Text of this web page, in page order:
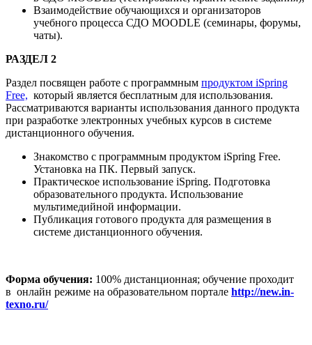
Взаимодействие обучающихся и организаторов
учебного процесса СДО MOODLE (семинары, форумы,
чаты).
РАЗДЕЛ 2
Раздел посвящен работе с программным продуктом iSpring
Free, который является бесплатным для использования.
Рассматриваются варианты использования данного продукта
при разработке электронных учебных курсов в системе
дистанционного обучения.
Знакомство с программным продуктом iSpring Free.
Установка на ПК. Первый запуск.
Практическое использование iSpring. Подготовка
образовательного продукта. Использование
мультимедийной информации.
Публикация готового продукта для размещения в
системе дистанционного обучения.
Форма обучения: 100% дистанционная; обучение проходит
в онлайн режиме на образовательном портале http://new.in-
texno.ru/